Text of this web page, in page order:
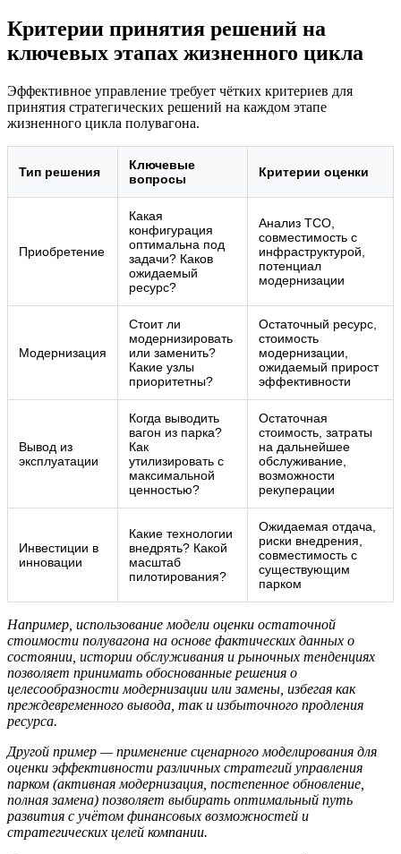
Критерии принятия решений на
ключевых этапах жизненного цикла
Эффективное управление требует чётких критериев для
принятия стратегических решений на каждом этапе
жизненного цикла полувагона.
Тип решения
Ключевые
вопросы
Критерии оценки
Приобретение
Какая
конфигурация
оптимальна под
задачи? Каков
ожидаемый
ресурс?
Анализ TCO,
совместимость с
инфраструктурой,
потенциал
модернизации
Модернизация
Стоит ли
модернизировать
или заменить?
Какие узлы
приоритетны?
Остаточный ресурс,
стоимость
модернизации,
ожидаемый прирост
эффективности
Вывод из
эксплуатации
Когда выводить
вагон из парка?
Как
утилизировать с
максимальной
ценностью?
Остаточная
стоимость, затраты
на дальнейшее
обслуживание,
возможности
рекуперации
Инвестиции в
инновации
Какие технологии
внедрять? Какой
масштаб
пилотирования?
Ожидаемая отдача,
риски внедрения,
совместимость с
существующим
парком
Например, использование модели оценки остаточной
стоимости полувагона на основе фактических данных о
состоянии, истории обслуживания и рыночных тенденциях
позволяет принимать обоснованные решения о
целесообразности модернизации или замены, избегая как
преждевременного вывода, так и избыточного продления
ресурса.
Другой пример — применение сценарного моделирования для
оценки эффективности различных стратегий управления
парком (активная модернизация, постепенное обновление,
полная замена) позволяет выбирать оптимальный путь
развития с учётом финансовых возможностей и
стратегических целей компании.